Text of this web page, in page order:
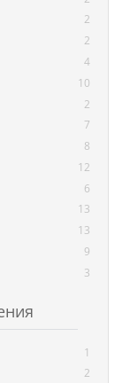
2
2
4
10
2
7
8
12
6
13
13
9
3
1
2